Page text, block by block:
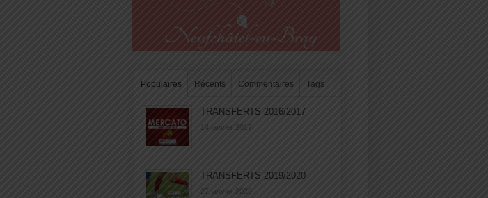
Populaires Récents Commentaires Tags
TRANSFERTS 2016/2017
14 janvier 2017
TRANSFERTS 2019/2020
27 janvier 2020